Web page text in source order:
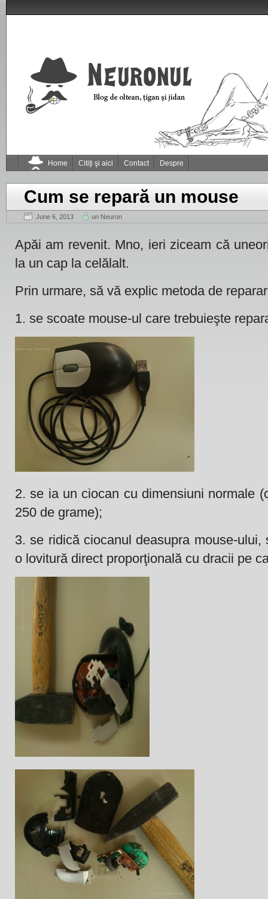
Home Citiţi şi aici Contact Despre
Cum se repară un mouse
June 6, 2013 un Neuron
Apăi am revenit. Mno, ieri ziceam că
la un cap la celălalt.
Prin urmare, să vă explic metoda de
1. se scoate mouse-ul care trebuieşte
2. se ia un ciocan cu dimensiuni normale
250 de grame);
3. se ridică ciocanul deasupra mouse-
o lovitură direct proporţională cu dracii pe